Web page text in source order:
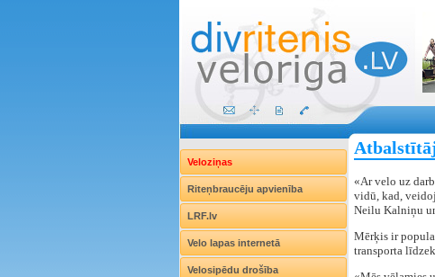
Veloziņas
Riteņbraucēju apvienība
LRF.lv
Velo lapas internetā
Velosipēdu drošība
«Ar velo uz
vidū, kad,
Neilu Kalniņu
Mērķis ir
transporta